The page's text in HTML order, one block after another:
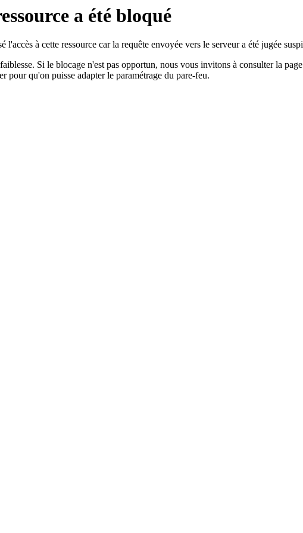
a été bloqué
à cette ressource car la requête envoyée vers le serveur a été jugée
Si le blocage n'est pas opportun, nous vous invitons à consulter la page
pour qu'on puisse adapter le paramétrage du pare-feu.